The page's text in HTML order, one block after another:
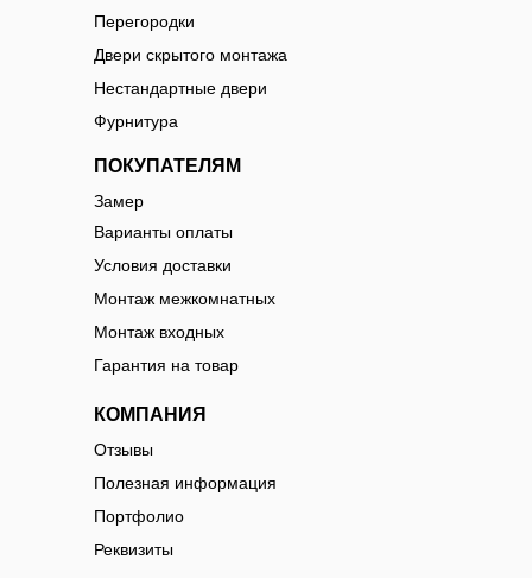
Перегородки
Двери скрытого монтажа
Нестандартные двери
Фурнитура
ПОКУПАТЕЛЯМ
Замер
Варианты оплаты
Условия доставки
Монтаж межкомнатных
Монтаж входных
Гарантия на товар
КОМПАНИЯ
Отзывы
Полезная информация
Портфолио
Реквизиты